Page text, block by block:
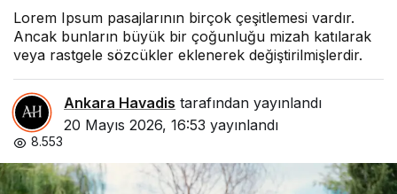
Lorem Ipsum pasajlarının birçok çeşitlemesi vardır.
Ancak bunların büyük bir çoğunluğu mizah katılarak
veya rastgele sözcükler eklenerek değiştirilmişlerdir.
Ankara Havadis tarafından yayınlandı
20 Mayıs 2026, 16:53 yayınlandı
8.553